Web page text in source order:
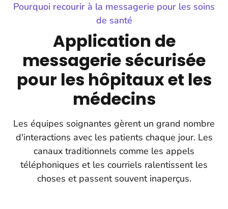
Pourquoi recourir à la messagerie pour les soins
de santé
Application de
messagerie sécurisée
pour les hôpitaux et les
médecins
Les équipes soignantes gèrent un grand nombre
d'interactions avec les patients chaque jour. Les
canaux traditionnels comme les appels
téléphoniques et les courriels ralentissent les
choses et passent souvent inaperçus.